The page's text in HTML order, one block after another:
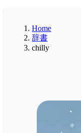
Home
辞書
chilly